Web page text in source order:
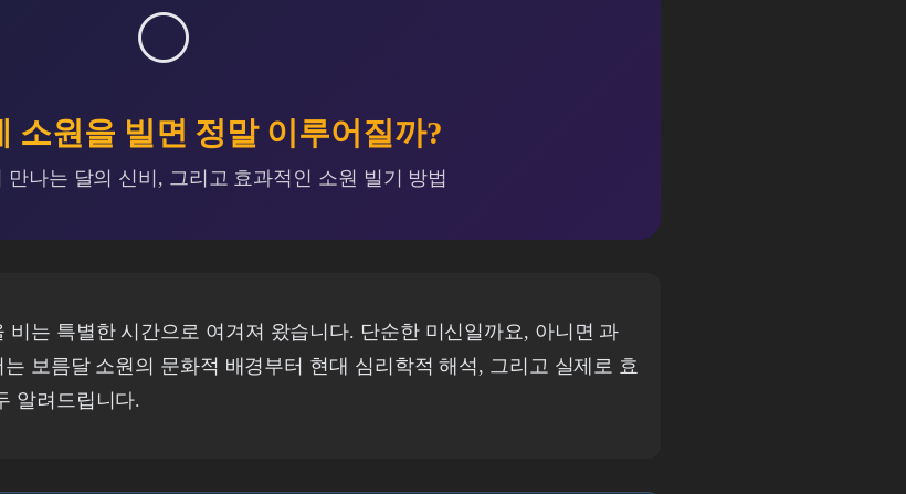
🌕
소원을 빌면 정말 이루어질까?
만나는 달의 신비, 그리고 효과적인 소원 빌기 방법
비는 특별한 시간으로 여겨져 왔습니다. 단순한 미신일까요, 아니면 과
보름달 소원의 문화적 배경부터 현대 심리학적 해석, 그리고 실제로 효
알려드립니다.